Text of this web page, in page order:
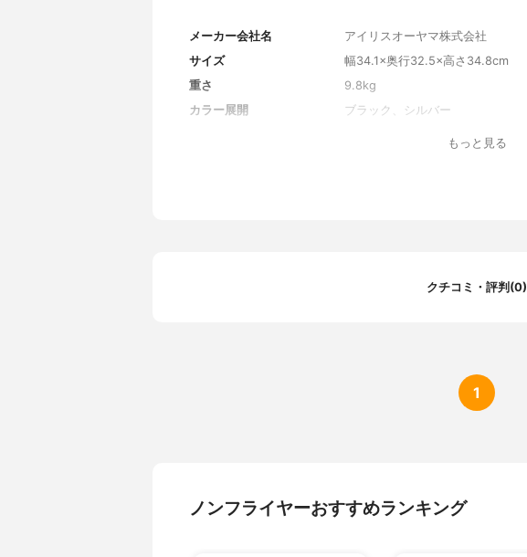
メーカー会社名
アイリスオーヤマ株式会社
サイズ
幅34.1×奥行32.5×高さ34.8cm
重さ
9.8kg
カラー展開
ブラック、シルバー
もっと見る
クチコミ・評判(0)
1
ノンフライヤーおすすめランキング